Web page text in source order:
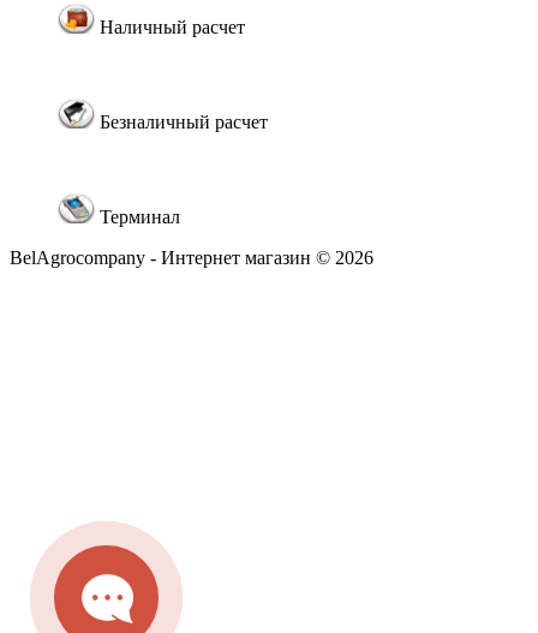
Наличный расчет
Безналичный расчет
Терминал
BelAgrocompany - Интернет магазин © 2026